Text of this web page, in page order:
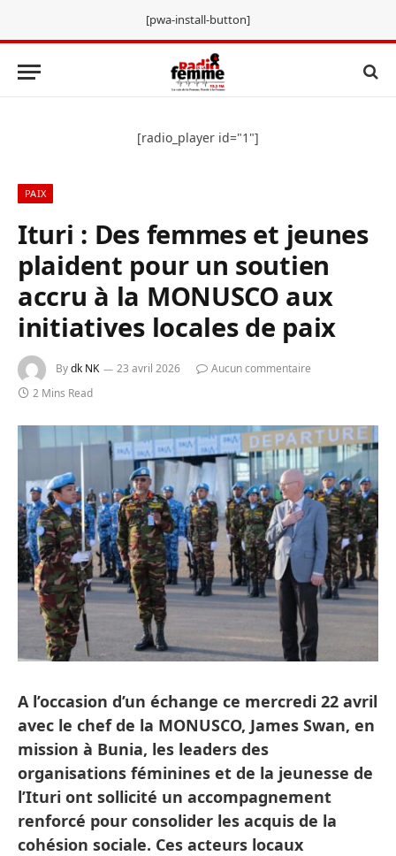
[pwa-install-button]
[radio_player id="1"]
PAIX
Ituri : Des femmes et jeunes
plaident pour un soutien
accru à la MONUSCO aux
initiatives locales de paix
Bydk NK 23 avril 2026
Aucun commentaire
2 Mins Read
A l’occasion d’un échange ce mercredi 22 avril
avec le chef de la MONUSCO, James Swan, en
mission à Bunia, les leaders des
organisations féminines et de la jeunesse de
l’Ituri ont sollicité un accompagnement
renforcé pour consolider les acquis de la
cohésion sociale. Ces acteurs locaux